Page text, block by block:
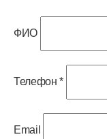
ФИО
Телефон*
Email